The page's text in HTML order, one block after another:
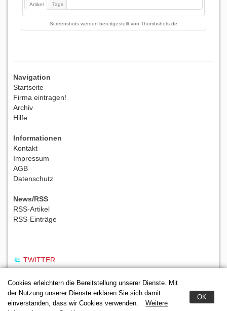
Cookies erleichtern die Bereitstellung unserer Dienste. Mit
der Nutzung unserer Dienste erklären Sie sich damit
einverstanden, dass wir Cookies verwenden.
Weitere
OK
Artikel Tags
Screenshots werden bereitgestellt von Thumbshots.de
Navigation
Startseite
Firma eintragen!
Archiv
Hilfe
Informationen
Kontakt
Impressum
AGB
Datenschutz
News/RSS
RSS-Artikel
RSS-Einträge
TWITTER